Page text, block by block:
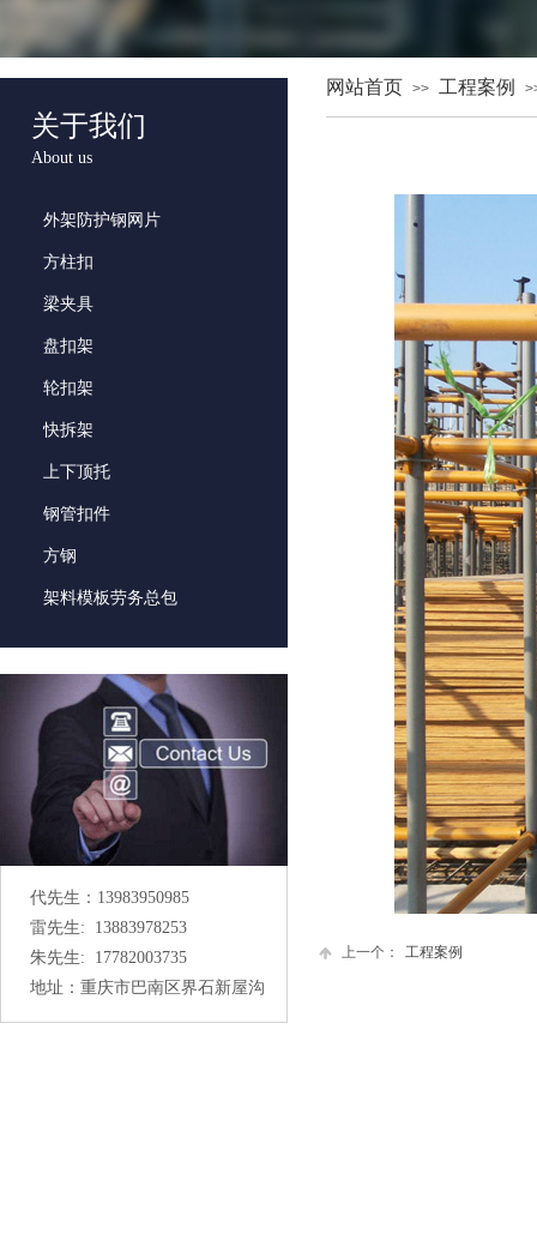
关于我们
About us
外架防护钢网片
方柱扣
梁夹具
盘扣架
轮扣架
快拆架
上下顶托
钢管扣件
方钢
架料模板劳务总包
网站首页 >> 工程案例
上一个： 工程案例
代先生：13983950985
雷先生: 13883978253
朱先生: 17782003735
地址：重庆市巴南区界石新屋沟